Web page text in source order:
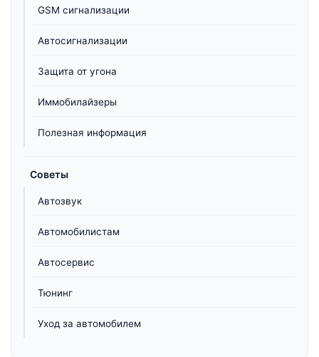
GSM сигнализации
Автосигнализации
Защита от угона
Иммобилайзеры
Полезная информация
Советы
Автозвук
Автомобилистам
Автосервис
Тюнинг
Уход за автомобилем